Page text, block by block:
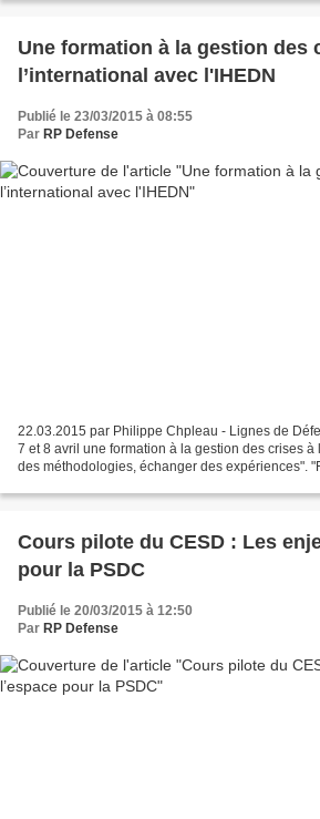
Une formation à la gestion des
l’international avec l'IHEDN
Publié le 23/03/2015 à 08:55
Par RP Defense
22.03.2015 par Philippe Chpleau - Lignes de
7 et 8 avril une formation à la gestion des crises à
des méthodologies, échanger des expériences".
Cours pilote du CESD : Les
pour la PSDC
Publié le 20/03/2015 à 12:50
Par RP Defense